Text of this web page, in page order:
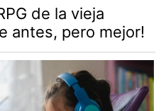
de la vieja
antes, pero mejor!